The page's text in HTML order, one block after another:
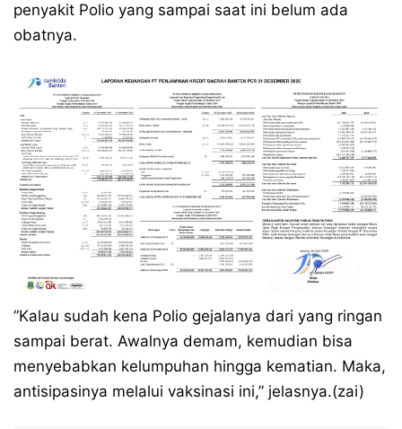
penyakit Polio yang sampai saat ini belum ada
obatnya.
”Kalau sudah kena Polio gejalanya dari yang ringan
sampai berat. Awalnya demam, kemudian bisa
menyebabkan kelumpuhan hingga kematian. Maka,
antisipasinya melalui vaksinasi ini,” jelasnya.(zai)